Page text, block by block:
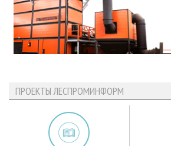
ПРОЕКТЫ ЛЕСПРОМИНФОРМ